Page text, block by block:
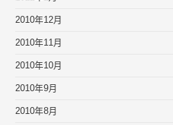
2010年12月
2010年11月
2010年10月
2010年9月
2010年8月